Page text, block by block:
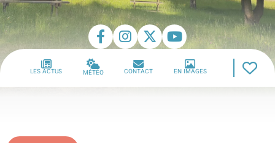
LES ACTUS MÉTÉO CONTACT EN IMAGES